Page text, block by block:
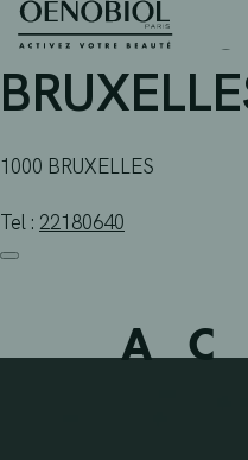
Skip
1000 BRUXELLES
Tel : 22180640